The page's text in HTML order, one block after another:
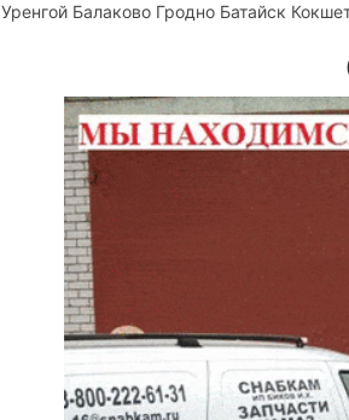
Уренгой Балаково Гродно Батайск